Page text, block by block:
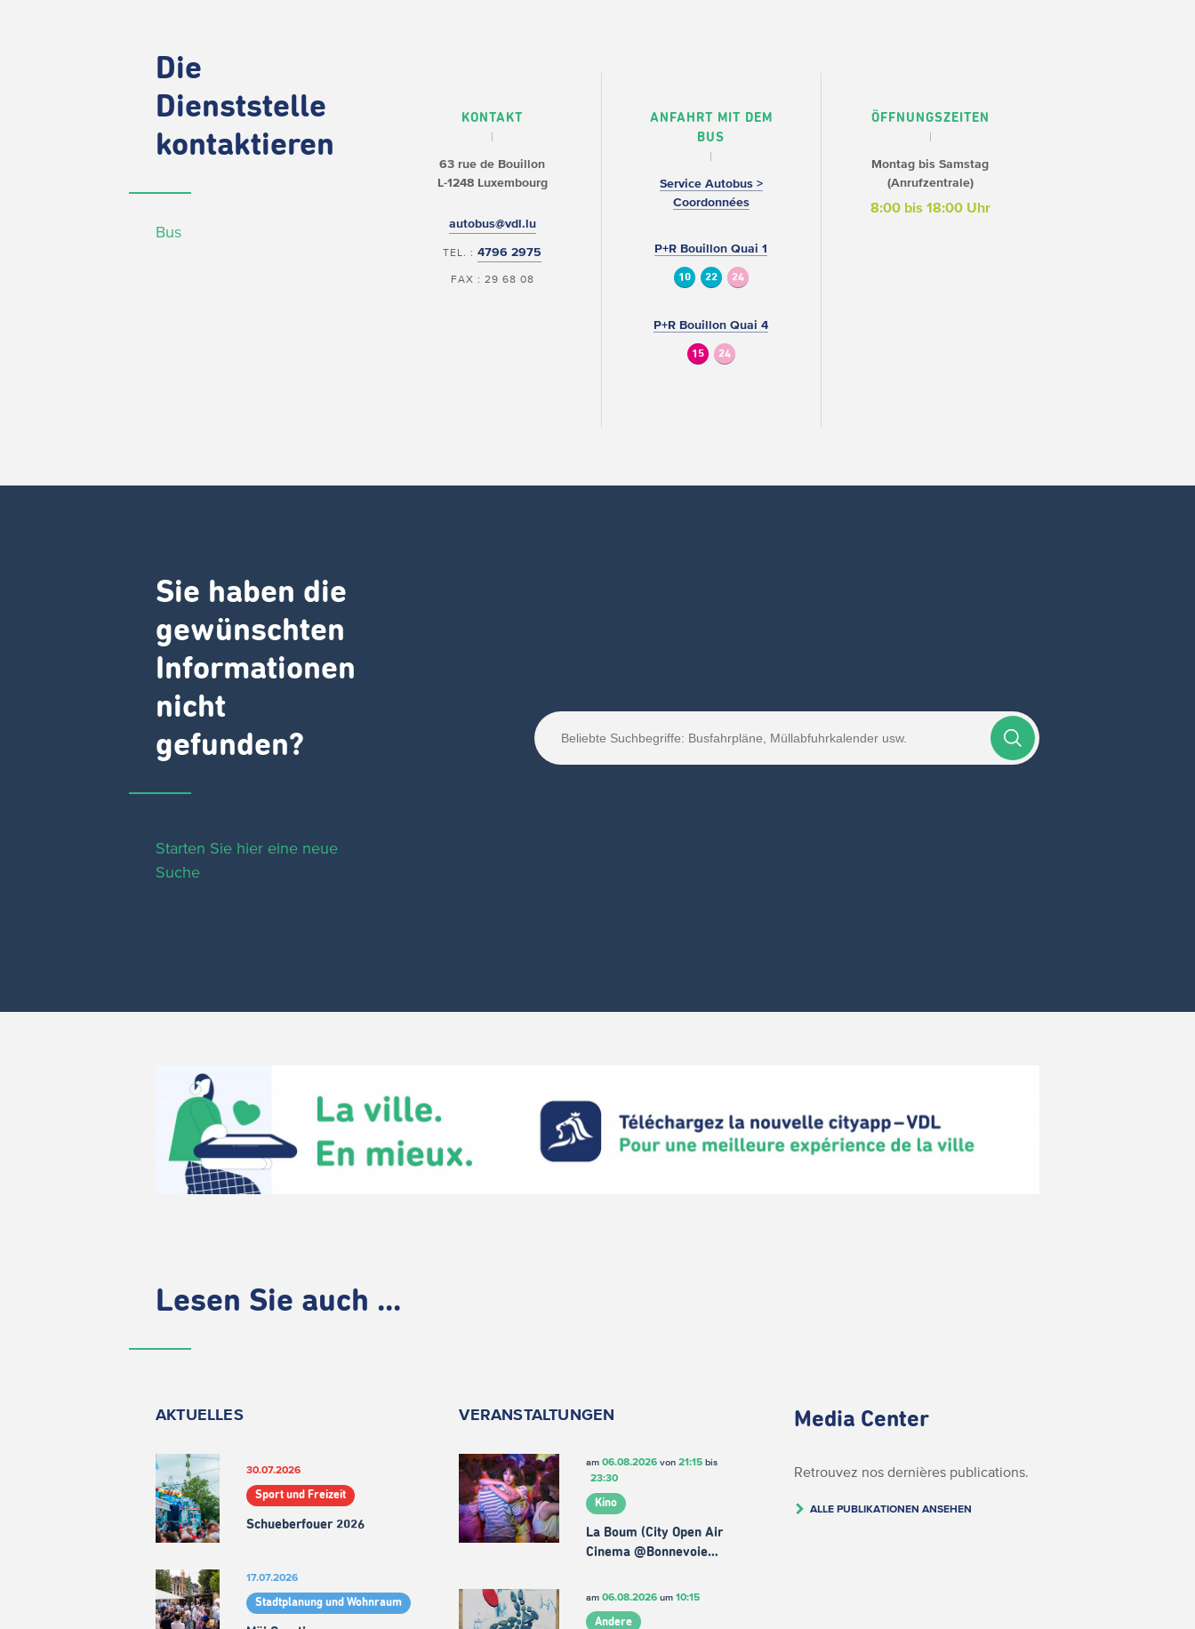
Die
Dienststelle
kontaktieren
Bus
KONTAKT
63 rue de Bouillon
L-1248 Luxembourg
autobus@vdl.lu
TEL. :4796 2975
FAX : 29 68 08
ANFAHRT MIT DEM
BUS
Service Autobus >
Coordonnées
P+R Bouillon Quai 1
10 22 24
P+R Bouillon Quai 4
15 24
ÖFFNUNGSZEITEN
Montag bis Samstag
(Anrufzentrale)
8:00 bis 18:00 Uhr
Sie haben die
gewünschten
Informationen
nicht
gefunden?
Starten Sie hier eine neue
Suche
Lesen Sie auch ...
AKTUELLES
30.07.2026
Sport und Freizeit
Schueberfouer 2026
17.07.2026
Stadtplanung und Wohnraum
VERANSTALTUNGEN
am 06.08.2026von 21:15bis
23:30
Kino
La Boum (City Open Air
Cinema @Bonnevoie…
am 06.08.2026um 10:15
Andere
Media Center
Retrouvez nos dernières publications.
ALLE PUBLIKATIONEN ANSEHEN